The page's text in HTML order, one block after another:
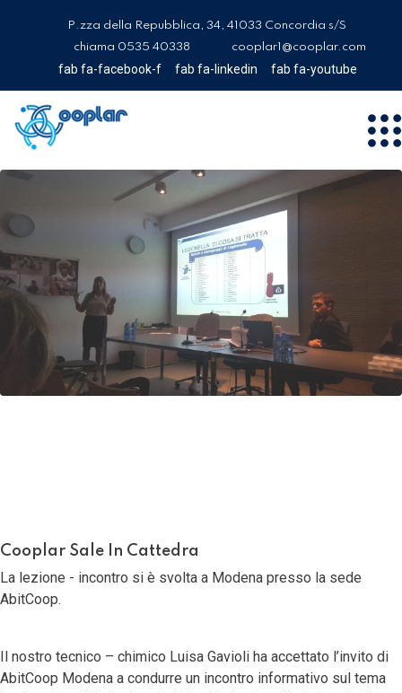
P.zza della Repubblica, 34, 41033 Concordia s/S
chiama 0535 40338
cooplar1@cooplar.com
fab fa-facebook-f fab fa-linkedin fab fa-youtube
Cooplar Sale In Cattedra
La lezione - incontro si è svolta a Modena presso la sede
AbitCoop.
Il nostro tecnico – chimico Luisa Gavioli ha accettato l’invito di
AbitCoop Modena a condurre un incontro informativo sul tema